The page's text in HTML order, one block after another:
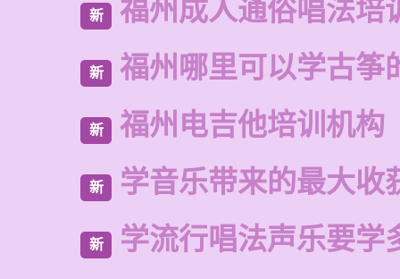
新 福州成人通俗唱法培
新 福州哪里可以学古筝
新 福州电吉他培训机构
新 学音乐带来的最大收
新 学流行唱法声乐要学